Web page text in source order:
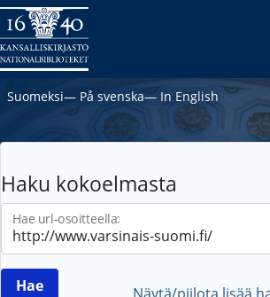
Suomeksi― På svenska― In English
Haku kokoelmasta
Hae url-osoitteella: